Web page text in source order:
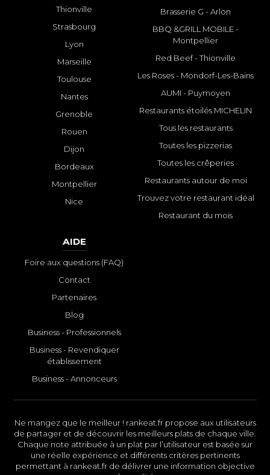
Thionville
Strasbourg
Lyon
Marseille
Toulouse
Nantes
Grenoble
Rouen
Dijon
Bordeaux
Montpellier
Nice
Brasserie G - Arlon
BBQ &GRILL MOBILE -
Montpellier
Red Beef - Thionville
Les Roses - Mondorf-Les-Bains
AUMI - Puymoyen
Restaurants étoilés MICHELIN
Tous les restaurants
Toutes les pizzerias
Toutes les crêperies
Restaurants autour de moi
Trouvez votre restaurant idéal
Restaurant du mois
AIDE
Foire aux questions (FAQ)
Contact
Partenaires
Blog
Business - Professionnels
Business - Revendiquer
établissement
Business - Annonceurs
Ne mangez que le meilleur ! rankeat.fr propose aux utilisateurs
de partager et de découvrir les meilleurs plats de chaque ville.
Chaque note attribuée à un plat par l’utilisateur est basée sur
une réelle expérience et différents critères pertinents
permettant à rankeat.fr de délivrer une information objective